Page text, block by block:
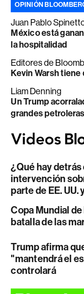
OPINIÓN
Juan Pablo
México está
la hospitalidad
Editores de
Kevin Warsh
Liam Denning
Un Trump
grandes petroleras
¿Qué hay detrás
intervención
parte de EE. UU.
Copa Mundial de
batalla de las
Trump afirma
"mantendrá el
controlará